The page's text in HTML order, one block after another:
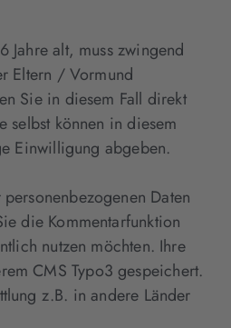
Jahre alt, muss zwingend
Eltern / Vormund
Sie in diesem Fall direkt
selbst können in diesem
Einwilligung abgeben.
Daten
die Kommentarfunktion
nutzen möchten. Ihre
CMS Typo3 gespeichert.
z.B. in andere Länder